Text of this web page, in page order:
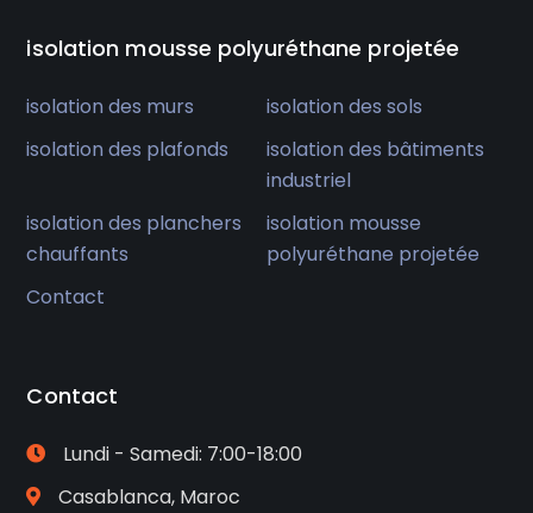
isolation mousse polyuréthane projetée
isolation des murs
isolation des sols
isolation des plafonds
isolation des bâtiments
industriel
isolation des planchers
chauffants
isolation mousse
polyuréthane projetée
Contact
Contact
Lundi - Samedi: 7:00-18:00
Casablanca, Maroc